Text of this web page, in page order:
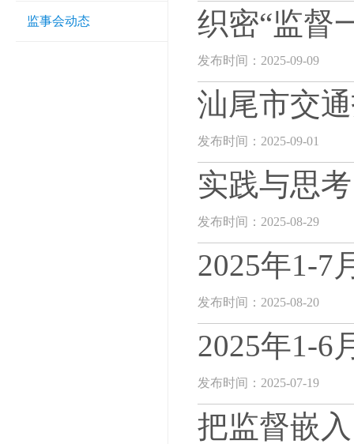
监事会动态 织密“监督
发布时间：2025-09-09
汕尾市交
发布时间：2025-09-01
实践与思
发布时间：2025-08-29
2025年1-7
发布时间：2025-08-20
2025年1-6
发布时间：2025-07-19
把监督嵌